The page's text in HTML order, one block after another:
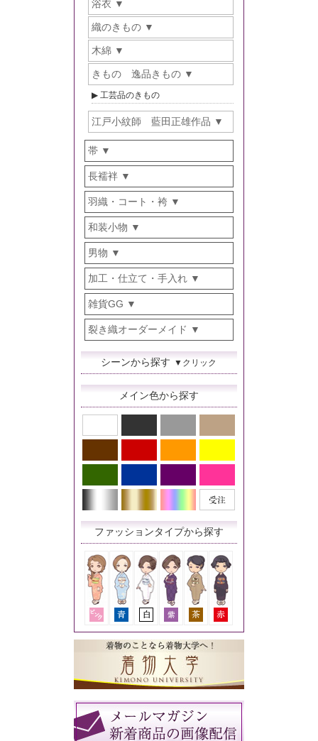
浴衣
織のきもの
木綿
きもの 逸品きもの
工芸品のきもの
江戸小紋師 藍田正雄作品
帯
長襦袢
羽織・コート・袴
和装小物
男物
加工・仕立て・手入れ
雑貨GG
裂き織オーダーメイド
シーンから探す ▼クリック
メイン色から探す
ファッションタイプから探す